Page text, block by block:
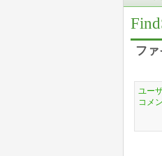
フ
ユー
コメ